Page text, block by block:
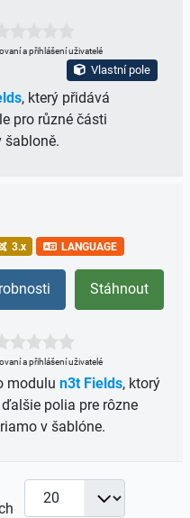
a přihlášení uživatelé
Vlastní pole
, který přidává
pro různé části
šabloně.
3.x LANGUAGE
Stáhnout
a přihlášení uživatelé
modulu n3t Fields, ktorý
polia pre rôzne
v šablóne.